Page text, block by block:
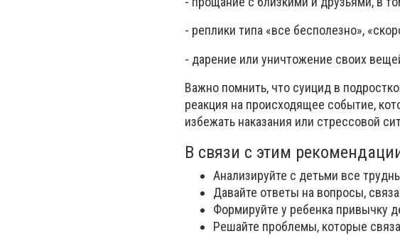
- реплики типа «все бесполезно»,
- дарение или уничтожение своих
Важно помнить, что суицид в
реакция на происходящее событие,
избежать наказания или стрессовой
В связи с этим
Анализируйте с детьми все
Давайте ответы на вопросы,
Формируйте у ребенка привычку
Решайте проблемы, которые